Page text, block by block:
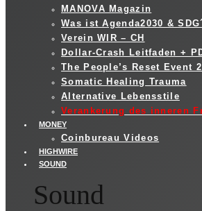
MANOVA Magazin
Was ist Agenda2030 &
Verein WIR – CH
Dollar-Crash Leitfaden +
The People’s Reset Event
Somatic Healing Trauma
Alternative Lebensstile
Verankerung des inneren
MONEY
Coinbureau Videos
HIGHWIRE
SOUND
Sound